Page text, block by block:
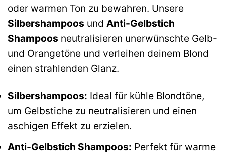
oder warmen Ton zu bewahren. Unsere
Silbershampoos und Anti-Gelbstich
Shampoos neutralisieren unerwünschte Gelb-
und Orangetöne und verleihen deinem Blond
einen strahlenden Glanz.
Silbershampoos: Ideal für kühle Blondtöne,
um Gelbstiche zu neutralisieren und einen
aschigen Effekt zu erzielen.
Anti-Gelbstich Shampoos: Perfekt für warme